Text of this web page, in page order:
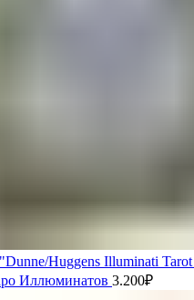
Huggens Illuminati
Иллюминатов 3.200₽